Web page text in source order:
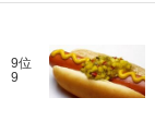
9位
9